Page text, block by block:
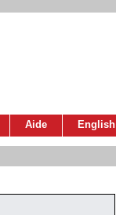
Aide English